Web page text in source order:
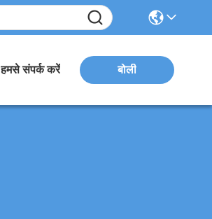
हमसे संपर्क करें बोली